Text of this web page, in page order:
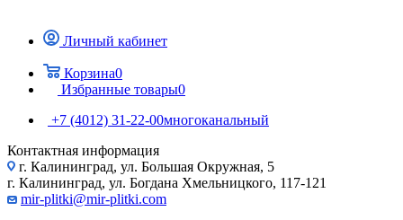
Личный кабинет
Корзина0
Избранные товары0
+7 (4012) 31-22-00многоканальный
Контактная информация
г. Калининград, ул. Большая Окружная, 5
г. Калининград, ул. Богдана Хмельницкого, 117-121
mir-plitki@mir-plitki.com